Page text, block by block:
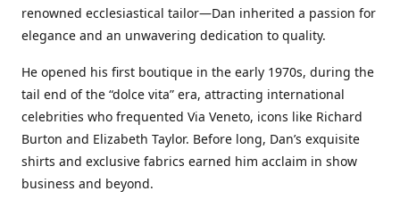
renowned ecclesiastical tailor—Dan inherited a passion for
elegance and an unwavering dedication to quality.
He opened his first boutique in the early 1970s, during the
tail end of the “dolce vita” era, attracting international
celebrities who frequented Via Veneto, icons like Richard
Burton and Elizabeth Taylor. Before long, Dan’s exquisite
shirts and exclusive fabrics earned him acclaim in show
business and beyond.